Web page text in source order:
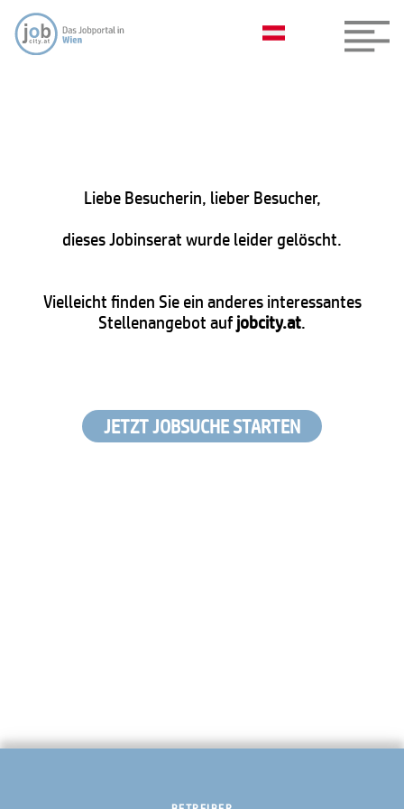
Liebe Besucherin, lieber Besucher,
dieses Jobinserat wurde leider gelöscht.
Vielleicht finden Sie ein anderes interessantes
Stellenangebot aufjobcity.at.
JETZT JOBSUCHE STARTEN